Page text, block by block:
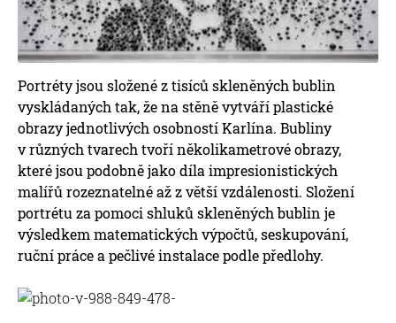
Portréty jsou složené z tisíců skleněných bublin
vyskládaných tak, že na stěně vytváří plastické
obrazy jednotlivých osobností Karlína. Bubliny
v různých tvarech tvoří několikametrové obrazy,
které jsou podobně jako díla impresionistických
malířů rozeznatelné až z větší vzdálenosti. Složení
portrétu za pomoci shluků skleněných bublin je
výsledkem matematických výpočtů, seskupování,
ruční práce a pečlivé instalace podle předlohy.